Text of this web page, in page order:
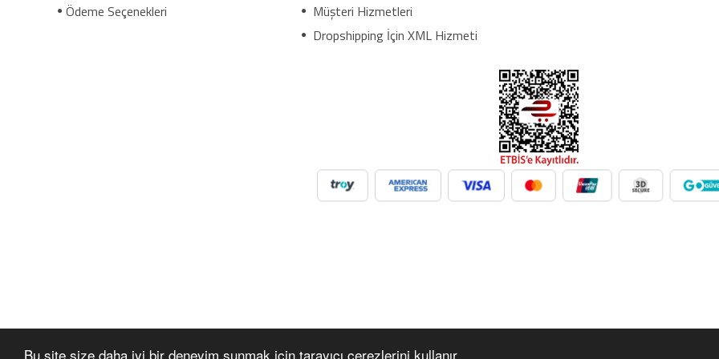
Bu site size daha iyi bir deneyim sunmak için tarayıcı çerezlerini kullanır.
Ödeme Seçenekleri
Müşteri Hizmetleri
Dropshipping İçin XML Hizmeti
dropshipping bayilik, çanta xml bayilik, dropshipping xml bayilik, xml bayilik ücretsiz, xml ücretsiz bayilik, ücretsiz
elektronik firmalar, pazarlama bayilik veren firmalar, xml giyim bayilik, ücretsiz dropshipping bayilik, ürün satış bayiliği veren